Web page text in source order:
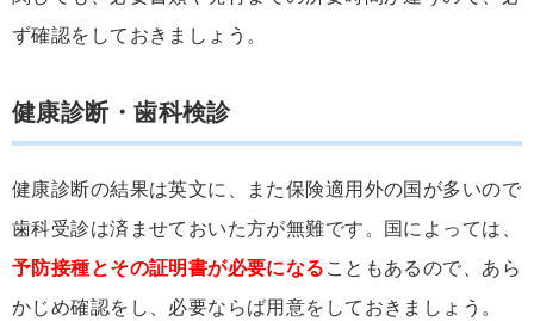
ず確認をしておきましょう。
健康診断・歯科検診
健康診断の結果は英文に、また保険適用外の国が多いので
歯科受診は済ませておいた方が無難です。国によっては、
予防接種とその証明書が必要になる こともあるので、あら
かじめ確認をし、必要ならば用意をしておきましょう。